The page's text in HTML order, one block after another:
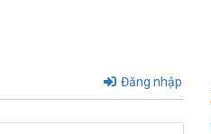
Đăng nhập